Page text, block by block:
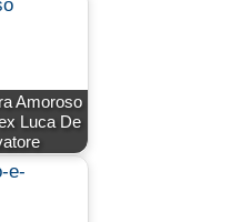
Amoroso
Luca De